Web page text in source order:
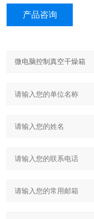
产品咨询